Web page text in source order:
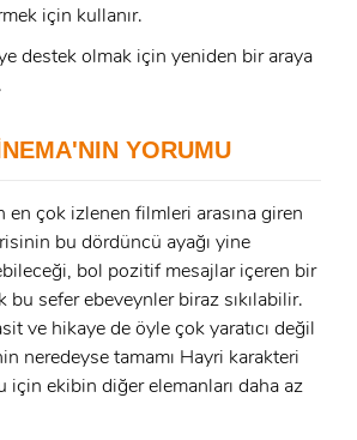
Şifremi Unuttum ?
GIRIŞ
ÜYE OL
GIRIŞ
için kullanır.
destek olmak için yeniden bir araya
YORUMU
en çok izlenen filmleri arasına giren
bu dördüncü ayağı yine
bol pozitif mesajlar içeren bir
sefer ebeveynler biraz sıkılabilir.
ve hikaye de öyle çok yaratıcı değil
neredeyse tamamı Hayri karakteri
için ekibin diğer elemanları daha az